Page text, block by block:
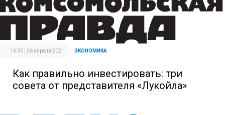
16:30 | 26 апреля 2021 ЭКОНОМИКА
Как правильно инвестировать: три
совета от представителя «Лукойла»